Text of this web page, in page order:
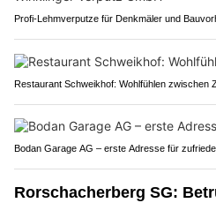
Profi-Lehmverputze für Denkmäler und
Restaurant Schweikhof: Wohlfühlen zwischen
Bodan Garage AG – erste Adresse für
Rorschacherberg SG: